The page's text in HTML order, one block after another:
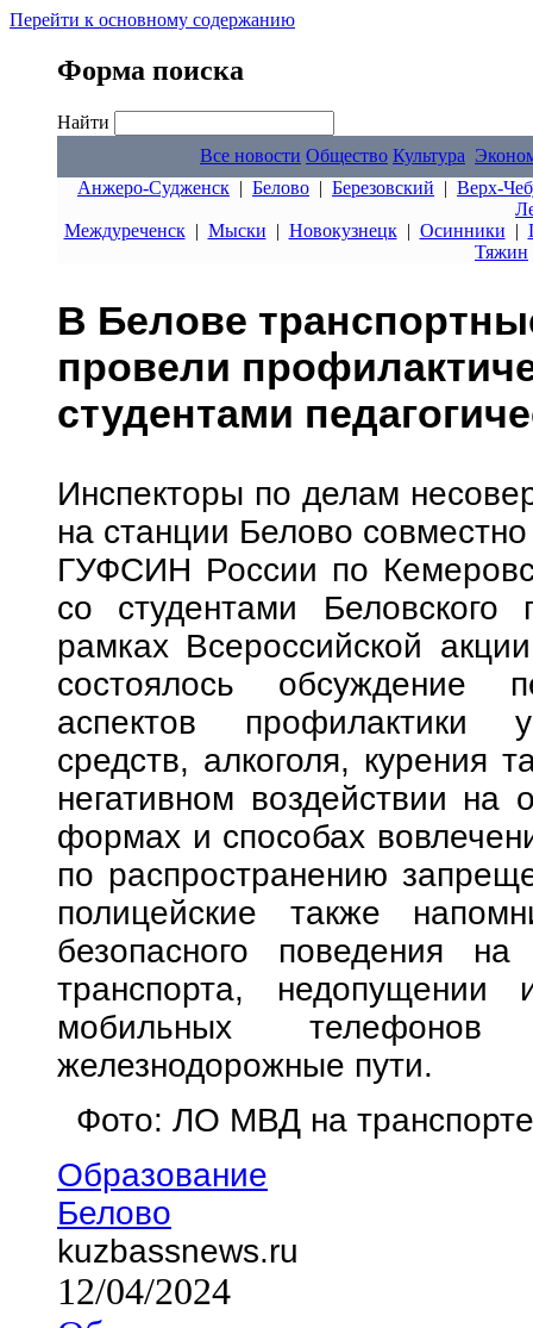
Перейти к основному содержанию
Форма поиска
Найти
Все новости Общество Культура
Анжеро-Судженск | Белово | Березовский | Верх-
Междуреченск| Мыски | Новокузнецк| Осинники |
Тяжин
В Белове
провели
студентами
Инспекторы по делам
на станции Белово
ГУФСИН России по
со студентами Беловского
рамках Всероссийской
состоялось обсуждение
аспектов профилактики
средств, алкоголя, курения
негативном воздействии на
формах и способах
по распространению
полицейские также
безопасного поведения на
транспорта, недопущении
мобильных
железнодорожные пути.
Фото: ЛО МВД на транспорте
Образование
Белово
kuzbassnews.ru
12/04/2024